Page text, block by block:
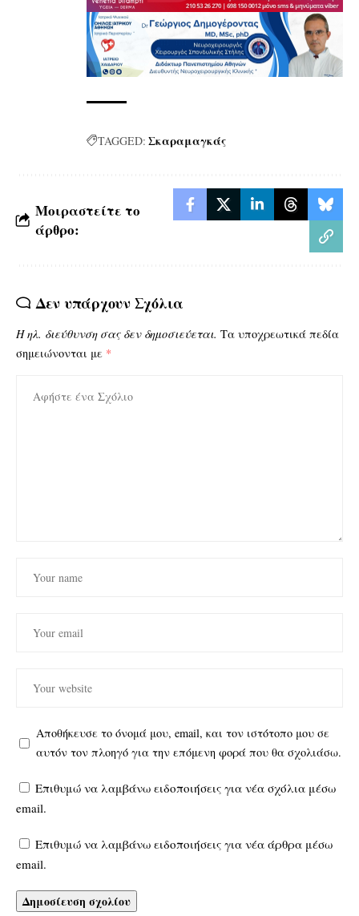
TAGGED: Σκαραμαγκάς
Μοιραστείτε το
άρθρο:
Δεν υπάρχουν Σχόλια
Η ηλ. διεύθυνση σας δεν δημοσιεύεται. Τα υποχρεωτικά πεδία
σημειώνονται με *
Αποθήκευσε το όνομά μου, email, και τον ιστότοπο μου σε
αυτόν τον πλοηγό για την επόμενη φορά που θα σχολιάσω.
Επιθυμώ να λαμβάνω ειδοποιήσεις για νέα σχόλια μέσω
email.
Επιθυμώ να λαμβάνω ειδοποιήσεις για νέα άρθρα μέσω
email.